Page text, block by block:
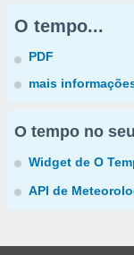
O tempo...
PDF
mais
O tempo no
Widget de O
API de